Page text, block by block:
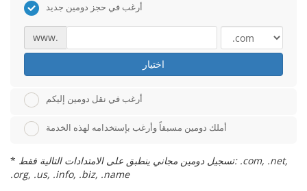
أرغب في حجز دومين جديد
www.
اختيار
أرغب في نقل دومين إليكم
أملك دومين مسبقاً وأرغب بإستخدامه لهذه الخدمة
* تسجيل دومين مجاني ينطبق على الامتدادات التالية فقط: .com, .net,
.org, .us, .info, .biz, .name